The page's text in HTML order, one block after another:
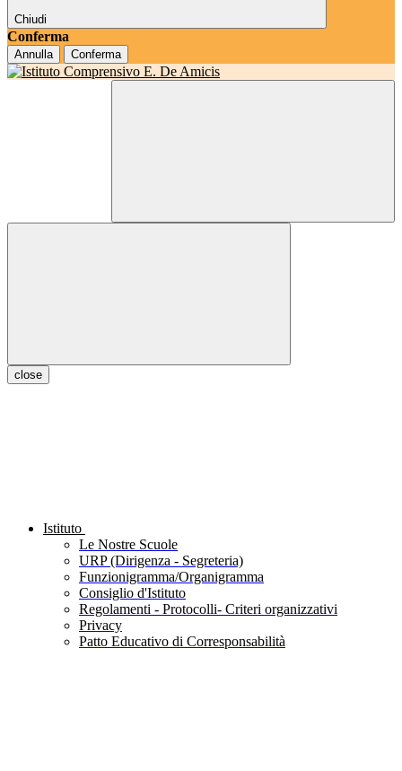
Chiudi
Conferma
Annulla Conferma
close
Istituto
Le Nostre Scuole
URP (Dirigenza - Segreteria)
Funzionigramma/Organigramma
Consiglio d'Istituto
Regolamenti - Protocolli- Criteri organizzativi
Privacy
Patto Educativo di Corresponsabilità